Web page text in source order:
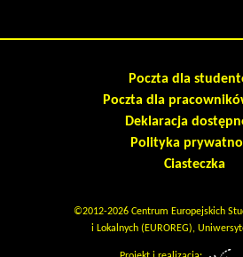
Poczta dla
Poczta dla
Deklaracja
Polityka
Ciasteczka
©2012-2026 Centrum Europejskich
i Lokalnych (EUROREG),